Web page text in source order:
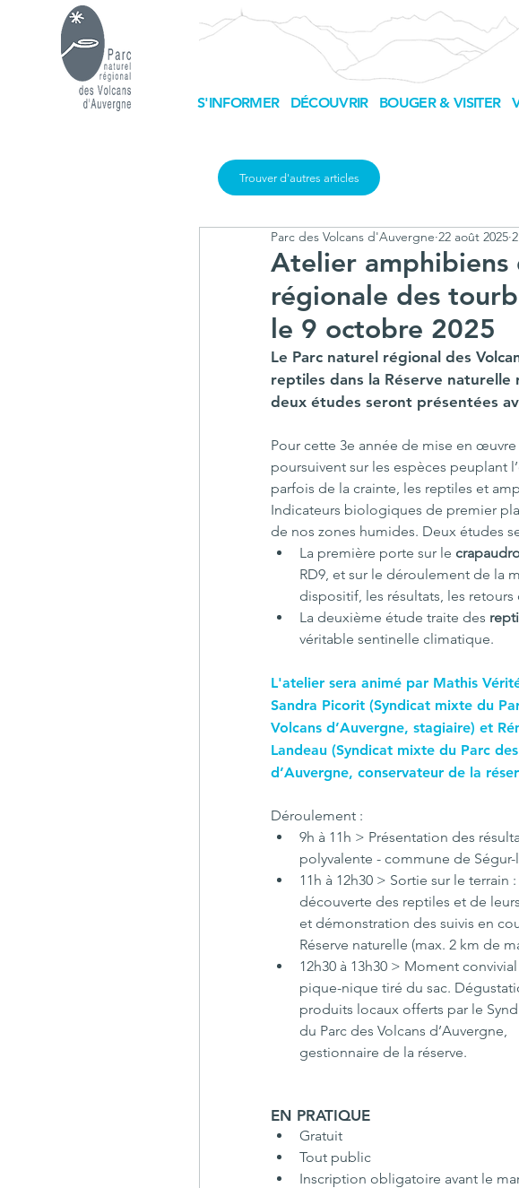
S'INFORMER DÉCOUVRIR BOUGER & VISITER
Atelier amphibiens
régionale des
le 9 octobre 2025
Parc des Volcans d'Auvergne 22 août 2025
Le Parc naturel régional des
reptiles dans la Réserve naturelle
deux études seront présentées
Pour cette 3e année de mise en
poursuivent sur les espèces peuplant
parfois de la crainte, les reptiles et
Indicateurs biologiques de premier
de nos zones humides. Deux études
La première porte sur le
RD9, et sur le déroulement de la
dispositif, les résultats, les
La deuxième étude traite des
véritable sentinelle climatique.
L'atelier sera animé par Mathis
Sandra Picorit (Syndicat mixte du
Volcans d’Auvergne, stagiaire) et
Landeau (Syndicat mixte du Parc
d’Auvergne, conservateur de la
Déroulement :
9h à 11h > Présentation des
polyvalente - commune de Ségur-
11h à 12h30 > Sortie sur le terrain :
découverte des reptiles et de
et démonstration des suivis en
Réserve naturelle (max. 2 km de
12h30 à 13h30 > Moment
pique-nique tiré du sac.
produits locaux offerts par le
du Parc des Volcans d’Auvergne,
gestionnaire de la réserve.
EN PRATIQUE
Gratuit
Tout public
Inscription obligatoire avant le
Trouver d'autres articles